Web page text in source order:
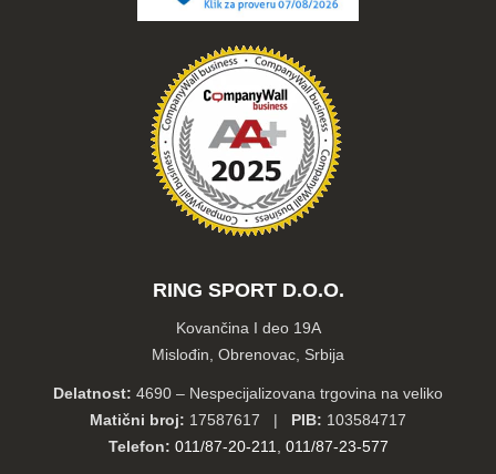
RING SPORT D.O.O.
Kovančina I deo 19A
Mislođin, Obrenovac, Srbija
Delatnost: 4690 – Nespecijalizovana trgovina na veliko
Matični broj: 17587617 | PIB: 103584717
Telefon: 011/87-20-211 011/87-23-577